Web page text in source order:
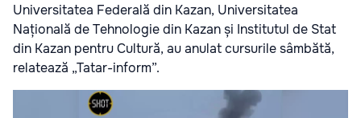
Universitatea Federală din Kazan, Universitatea
Națională de Tehnologie din Kazan și Institutul de Stat
din Kazan pentru Cultură, au anulat cursurile sâmbătă,
relatează „Tatar-inform”.